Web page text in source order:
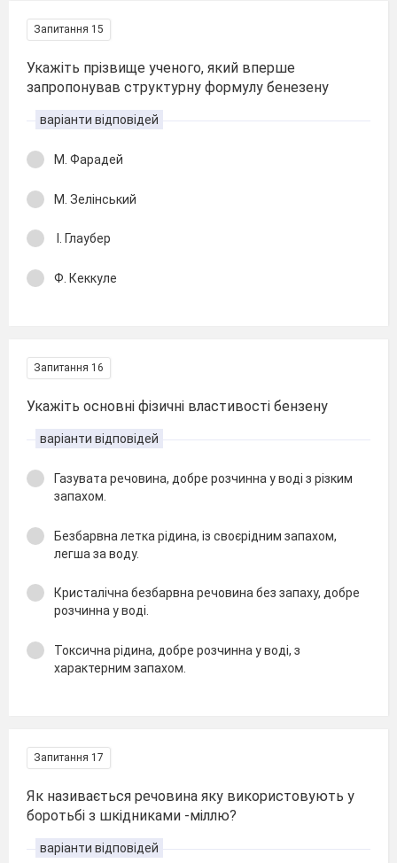
Запитання 15
Укажіть прізвище ученого, який вперше
запропонував структурну формулу бенезену
варіанти відповідей
М. Фарадей
М. Зелінський
І. Глаубер
Ф. Кеккуле
Запитання 16
Укажіть основні фізичні властивості бензену
варіанти відповідей
Газувата речовина, добре розчинна у воді з різким
запахом.
Безбарвна летка рідина, із своєрідним запахом,
легша за воду.
Кристалічна безбарвна речовина без запаху, добре
розчинна у воді.
Токсична рідина, добре розчинна у воді, з
характерним запахом.
Запитання 17
Як називається речовина яку використовують у
боротьбі з шкідниками -міллю?
варіанти відповідей